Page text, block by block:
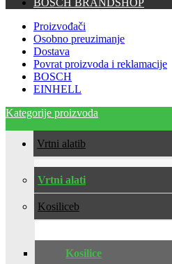
BOSCH BRANDSHOP
Proizvođači
Osobno preuzimanje
Dostava
Povrat proizvoda i reklamacije
BOSCH
EINHELL
Kategorije proizvoda
Vrtni alati
Vrtni alati
Kosilice
Kosilice